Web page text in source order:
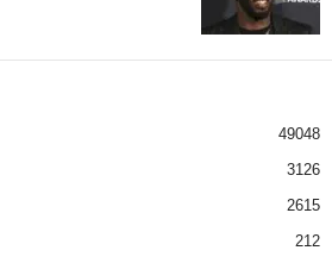
49048
3126
2615
212